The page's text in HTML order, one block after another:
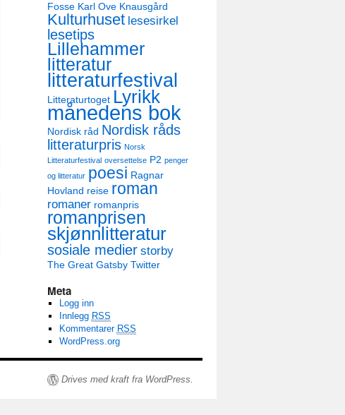
Fosse Karl Ove Knausgård
Kulturhuset lesesirkel
lesetips
Lillehammer
litteratur
litteraturfestival
Litteraturtoget Lyrikk
månedens bok
Nordisk råd Nordisk råds
litteraturpris Norsk
Litteraturfestival oversettelse P2 penger
og litteratur poesi Ragnar
Hovland reise roman
romaner romanpris
romanprisen
skjønnlitteratur
sosiale medier storby
The Great Gatsby Twitter
Meta
Logg inn
Innlegg RSS
Kommentarer RSS
WordPress.org
Drives med kraft fra WordPress.